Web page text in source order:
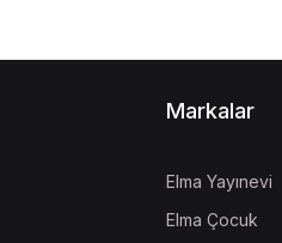
Markalar
Elma Yayınevi
Elma Çocuk